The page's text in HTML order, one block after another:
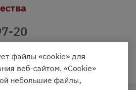
20
файлы «cookie» для
веб-сайтом. «Cookie»
небольшие файлы,